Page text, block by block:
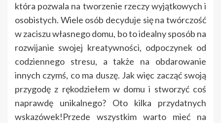
która pozwala na tworzenie rzeczy wyjątkowych i
osobistych. Wiele osób decyduje się na twórczość
w zaciszu własnego domu, bo to idealny sposób na
rozwijanie swojej kreatywności, odpoczynek od
codziennego stresu, a także na obdarowanie
innych czymś, co ma duszę. Jak więc zacząć swoją
przygodę z rękodziełem w domu i stworzyć coś
naprawdę unikalnego? Oto kilka przydatnych
wskazówek!Przede wszystkim warto mieć na